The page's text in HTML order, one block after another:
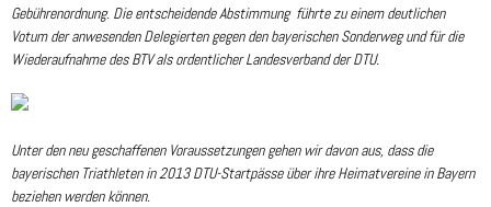
Gebührenordnung. Die entscheidende Abstimmung führte zu einem deutlichen
Votum der anwesenden Delegierten gegen den bayerischen Sonderweg und für die
Wiederaufnahme des BTV als ordentlicher Landesverband der DTU.
Unter den neu geschaffenen Voraussetzungen gehen wir davon aus, dass die
bayerischen Triathleten in 2013 DTU-Startpässe über ihre Heimatvereine in Bayern
beziehen werden können.